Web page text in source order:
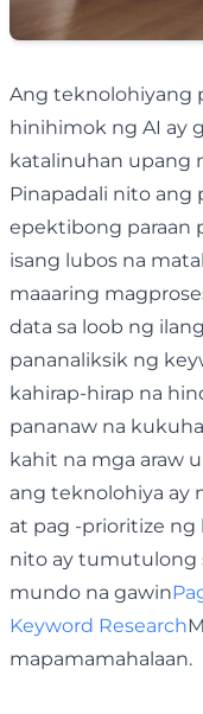
Ang teknolohiyang
hinihimok ng AI ay
katalinuhan upang
Pinapadali nito ang
epektibong paraan
isang lubos na
maaaring
data sa loob ng
pananaliksik ng
kahirap-hirap na
pananaw na
kahit na mga araw
ang teknolohiya ay
at pag -prioritize
nito ay tumutulong
mundo na gawin
Keyword Research
mapamamahalaan.